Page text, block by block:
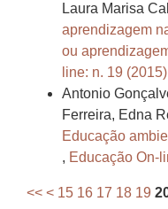
Laura Marisa
aprendizagem
ou
line: n. 19 (2015)
Antonio
Ferreira, Edna
Educação
, Educação On-
<< < 15 16 17 18 19